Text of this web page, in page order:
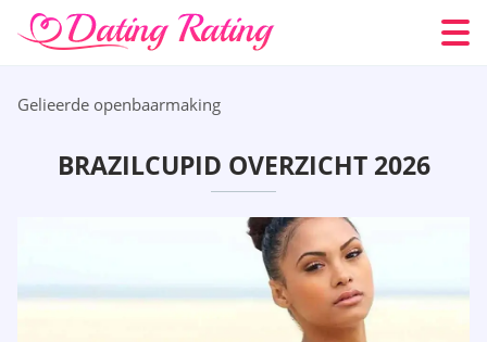
Gelieerde openbaarmaking
BRAZILCUPID OVERZICHT 2026